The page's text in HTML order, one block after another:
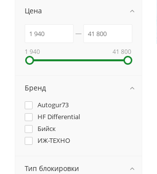
Цена
1 940 41 800
Бренд
Autogur73
HF Differential
Бийск
ИЖ-ТЕХНО
Тип блокировки